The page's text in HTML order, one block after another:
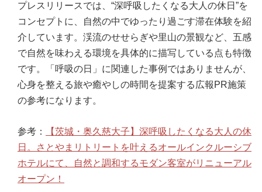
プレスリリースでは、“深呼吸したくなる大人の休日”を
コンセプトに、自然の中でゆったり過ごす滞在体験を紹
介しています。渓流のせせらぎや里山の景観など、五感
で自然を味わえる環境を具体的に描写している点も特徴
です。「呼吸の日」に関連した事例ではありませんが、
心身を整える旅や癒やしの時間を提案する広報PR施策
の参考になります。
参考：
【茨城・奥久慈大子】深呼吸したくなる大人の休
日。さとやまリトリートを叶えるオールインクルーシブ
ホテルにて、自然と調和するモダン客室がリニューアル
オープン！